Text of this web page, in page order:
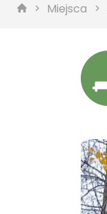
Miejsca